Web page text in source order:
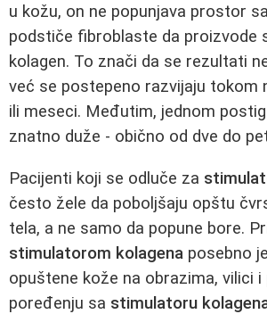
u kožu, on ne popunjava prostor
podstiče fibroblaste da proizvode
kolagen. To znači da se rezultati
već se postepeno razvijaju tokom
ili meseci. Međutim, jednom
znatno duže - obično od dve do
Pacijenti koji se odluče za
često žele da poboljšaju opštu
tela, a ne samo da popune bore.
stimulatorom kolagena posebno
opuštene kože na obrazima, vilici i
poređenju sa stimulatoru